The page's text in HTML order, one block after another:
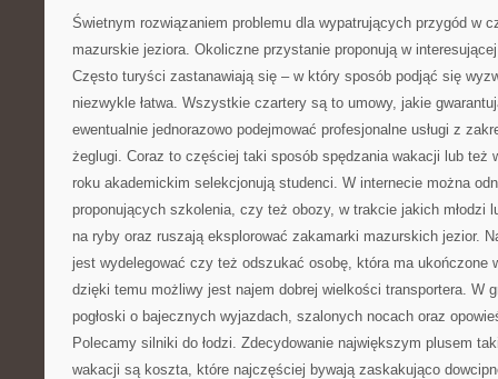
Świetnym rozwiązaniem problemu dla wypatrujących przygód w
mazurskie jeziora. Okoliczne przystanie proponują w
Często turyści zastanawiają się – w który sposób podjąć się
niezwykle łatwa. Wszystkie czartery są to umowy, jakie
ewentualnie jednorazowo podejmować profesjonalne usługi z
żeglugi. Coraz to częściej taki sposób spędzania wakacji lub też
roku akademickim selekcjonują studenci. W internecie można
proponujących szkolenia, czy też obozy, w trakcie jakich młodzi
na ryby oraz ruszają eksplorować zakamarki mazurskich jezior.
jest wydelegować czy też odszukać osobę, która ma ukończone
dzięki temu możliwy jest najem dobrej wielkości transportera. W
pogłoski o bajecznych wyjazdach, szalonych nocach oraz
Polecamy silniki do łodzi. Zdecydowanie największym plusem
wakacji są koszta, które najczęściej bywają zaskakująco